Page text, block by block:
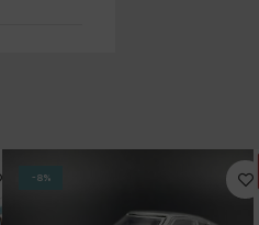
-8%